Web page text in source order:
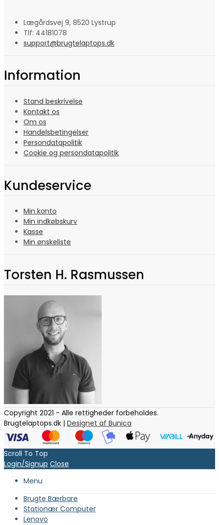
Lægårdsvej 9, 8520 Lystrup
Tlf: 44181078
support@brugtelaptops.dk
Information
Stand beskrivelse
Kontakt os
Om os
Handelsbetingelser
Persondatapolitik
Cookie og persondatapolitik
Kundeservice
Min konto
Min indkøbskurv
Kasse
Min ønskeliste
Torsten H. Rasmussen
Copyright 2021 - Alle rettigheder forbeholdes.
Brugtelaptops.dk | Designet af Bunica
Scroll To Top
Login/Signup Close
Menu
Brugte Bærbare
Stationær Computer
Lenovo